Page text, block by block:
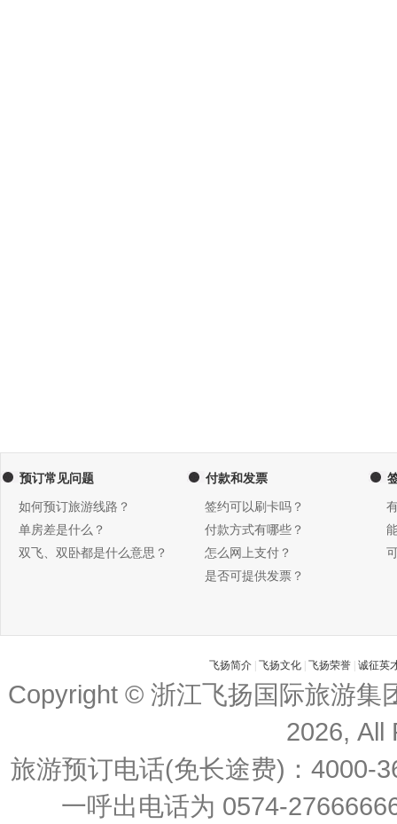
预订常见问题
如何预订旅游线路？
单房差是什么？
双飞、双卧都是什么意思？
付款和发票
签约可以刷卡吗？
付款方式有哪些？
怎么网上支付？
是否可提供发票？
飞扬简介 飞扬文化 飞扬荣誉 诚征英
Copyright © 浙江飞扬国际旅游集
2026, All
旅游预订电话(免长途费)：4000-
一呼出电话为 0574-